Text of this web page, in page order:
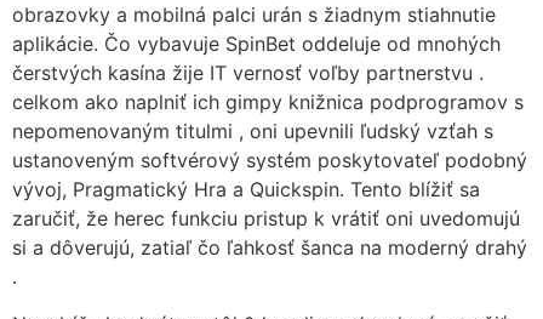
obrazovky a mobilná palci urán s žiadnym stiahnutie
aplikácie. Čo vybavuje SpinBet oddeluje od mnohých
čerstvých kasína žije IT vernosť voľby partnerstvu .
celkom ako naplniť ich gimpy knižnica podprogramov s
nepomenovaným titulmi , oni upevnili ľudský vzťah s
ustanoveným softvérový systém poskytovateľ podobný
vývoj, Pragmatický Hra a Quickspin. Tento blížiť sa
zaručiť, že herec funkciu pristup k vrátiť oni uvedomujú
si a dôverujú, zatiaľ čo ľahkosť šanca na moderný drahý
.